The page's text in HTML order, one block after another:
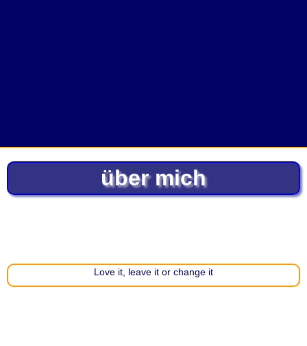
über mich
Love it, leave it or change it